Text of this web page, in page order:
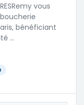
vous
bénéficiant
…